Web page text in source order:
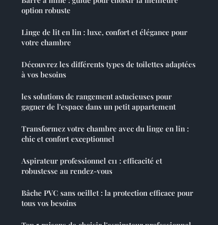
option robuste
Linge de lit en lin : luxe, confort et élégance pour
votre chambre
Découvrez les différents types de toilettes adaptées
à vos besoins
les solutions de rangement astucieuses pour
gagner de l'espace dans un petit appartement
Transformez votre chambre avec du linge en lin :
chic et confort exceptionnel
Aspirateur professionnel c11 : efficacité et
robustesse au rendez-vous
Bâche PVC sans oeillet : la protection efficace pour
tous vos besoins